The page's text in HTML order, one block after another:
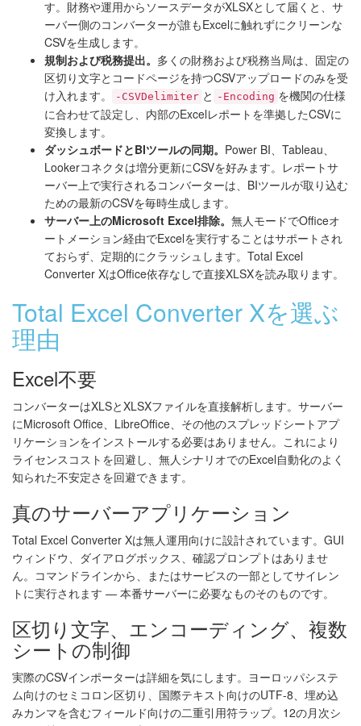
す。財務や運用からソースデータがXLSXとして届くと、サ
ーバー側のコンバーターが誰もExcelに触れずにクリーンな
CSVを生成します。
規制および税務提出。 多くの財務および税務当局は、固定の
区切り文字とコードページを持つCSVアップロードのみを受
け入れます。
-CSVDelimiter と -Encoding を機関の仕様
に合わせて設定し、内部のExcelレポートを準拠したCSVに
変換します。
ダッシュボードとBIツールの同期。 Power BI、Tableau、
Lookerコネクタは増分更新にCSVを好みます。レポートサ
ーバー上で実行されるコンバーターは、BIツールが取り込む
ための最新のCSVを毎時生成します。
サーバー上のMicrosoft Excel排除。 無人モードでOfficeオ
ートメーション経由でExcelを実行することはサポートされ
ておらず、定期的にクラッシュします。Total Excel
Converter XはOffice依存なしで直接XLSXを読み取ります。
Total Excel Converter Xを選ぶ
理由
Excel不要
コンバーターはXLSとXLSXファイルを直接解析します。サーバー
にMicrosoft Office、LibreOffice、その他のスプレッドシートアプ
リケーションをインストールする必要はありません。これにより
ライセンスコストを回避し、無人シナリオでのExcel自動化のよく
知られた不安定さを回避できます。
真のサーバーアプリケーション
Total Excel Converter Xは無人運用向けに設計されています。GUI
ウィンドウ、ダイアログボックス、確認プロンプトはありませ
ん。コマンドラインから、またはサービスの一部としてサイレン
トに実行されます — 本番サーバーに必要なものそのものです。
区切り文字、エンコーディング、複数
シートの制御
実際のCSVインポーターは詳細を気にします。ヨーロッパシステ
ム向けのセミコロン区切り、国際テキスト向けのUTF-8、埋め込
みカンマを含むフィールド向けの二重引用符ラップ。12の月次シ